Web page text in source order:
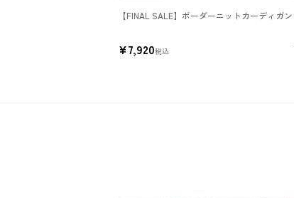
【FINAL SALE】ボーダーニットカーディガン
¥7,920税込